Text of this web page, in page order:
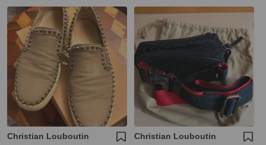
Christian Louboutin Christian Louboutin